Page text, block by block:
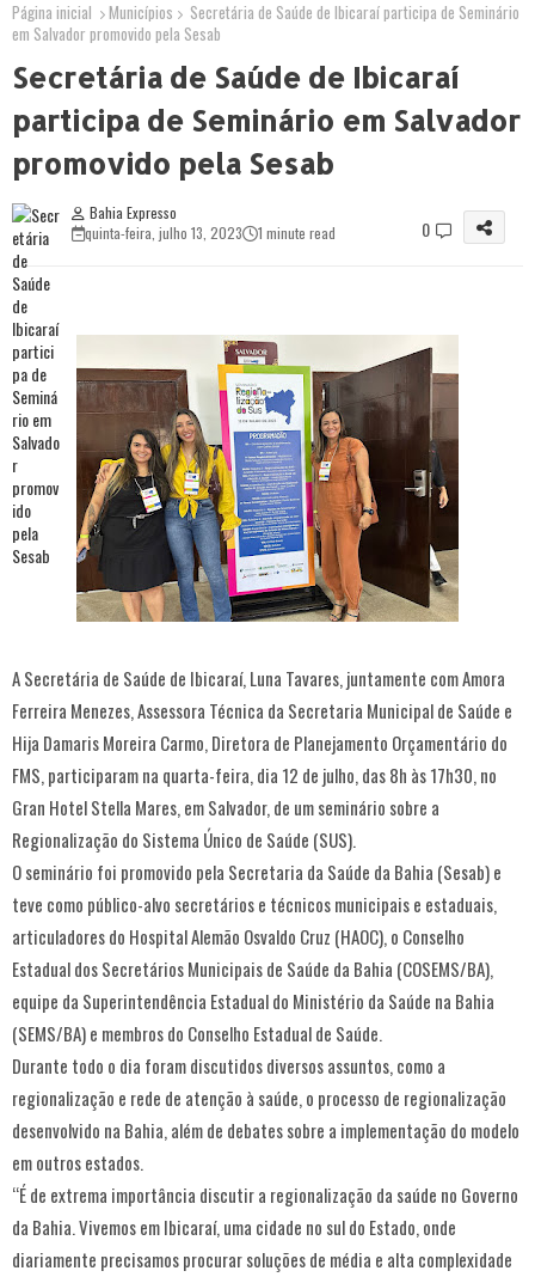
Página inicial Municípios
Secretária de Saúde de Ibicaraí participa de Seminário
em Salvador promovido pela Sesab
Secretária de Saúde de Ibicaraí
participa de Seminário em Salvador
promovido pela Sesab
Bahia Expresso
quinta-feira, julho 13, 2023
1 minute read 0
A Secretária de Saúde de Ibicaraí, Luna Tavares, juntamente com Amora
Ferreira Menezes, Assessora Técnica da Secretaria Municipal de Saúde e
Hija Damaris Moreira Carmo, Diretora de Planejamento Orçamentário do
FMS, participaram na quarta-feira, dia 12 de julho, das 8h às 17h30, no
Gran Hotel Stella Mares, em Salvador, de um seminário sobre a
Regionalização do Sistema Único de Saúde (SUS).
O seminário foi promovido pela Secretaria da Saúde da Bahia (Sesab) e
teve como público-alvo secretários e técnicos municipais e estaduais,
articuladores do Hospital Alemão Osvaldo Cruz (HAOC), o Conselho
Estadual dos Secretários Municipais de Saúde da Bahia (COSEMS/BA),
equipe da Superintendência Estadual do Ministério da Saúde na Bahia
(SEMS/BA) e membros do Conselho Estadual de Saúde.
Durante todo o dia foram discutidos diversos assuntos, como a
regionalização e rede de atenção à saúde, o processo de regionalização
desenvolvido na Bahia, além de debates sobre a implementação do modelo
em outros estados.
“É de extrema importância discutir a regionalização da saúde no Governo
da Bahia. Vivemos em Ibicaraí, uma cidade no sul do Estado, onde
diariamente precisamos procurar soluções de média e alta complexidade